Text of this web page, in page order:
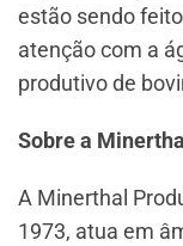
estão sendo
atenção com a
produtivo de
Sobre a Minerthal
A Minerthal
1973, atua em